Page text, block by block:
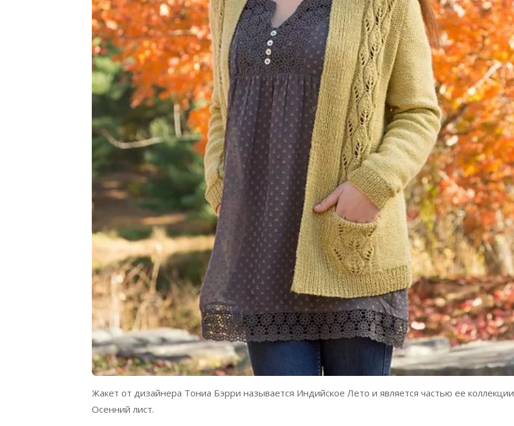
Жакет от дизайнера Тониа Бэрри называется Индийское Лето и является частью ее коллекции
Осенний лист.